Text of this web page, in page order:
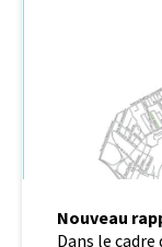
Nouveau
Dans le